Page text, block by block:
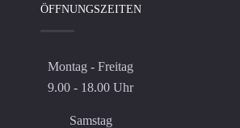
ÖFFNUNGSZEITEN
Montag - Freitag
9.00 - 18.00 Uhr
Samstag